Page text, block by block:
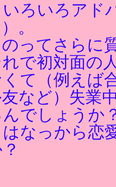
ろいろアド
。
ってさらに
で初対面の
て（例えば
など）失業
でしょうか
なっから恋